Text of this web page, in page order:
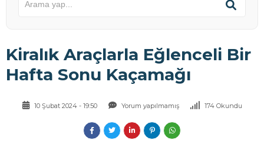
Kiralık Araçlarla Eğlenceli Bir
Hafta Sonu Kaçamağı
10 Şubat 2024 - 19:50 Yorum yapılmamış 174 Okundu